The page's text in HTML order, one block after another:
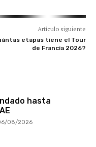
Artículo siguiente
etapas tiene el Tour
de Francia 2026?
hasta
08/2026